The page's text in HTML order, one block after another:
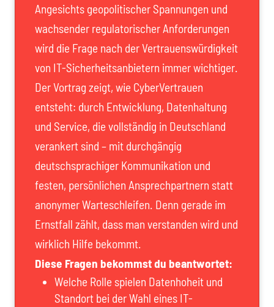
Angesichts geopolitischer Spannungen und
wachsender regulatorischer Anforderungen
wird die Frage nach der Vertrauenswürdigkeit
von IT-Sicherheitsanbietern immer wichtiger.
Der Vortrag zeigt, wie CyberVertrauen
entsteht: durch Entwicklung, Datenhaltung
und Service, die vollständig in Deutschland
verankert sind – mit durchgängig
deutschsprachiger Kommunikation und
festen, persönlichen Ansprechpartnern statt
anonymer Warteschleifen. Denn gerade im
Ernstfall zählt, dass man verstanden wird und
wirklich Hilfe bekommt.
Diese Fragen bekommst du beantwortet:
Welche Rolle spielen Datenhoheit und
Standort bei der Wahl eines IT-